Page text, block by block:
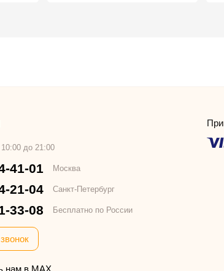
до 21:00
41-01 Москва
21-04 Санкт-Петербург
33-08 Бесплатно по России